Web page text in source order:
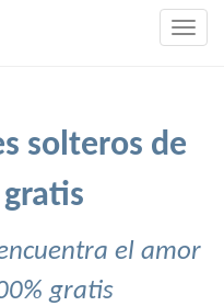
solteros de
el amor
gratis